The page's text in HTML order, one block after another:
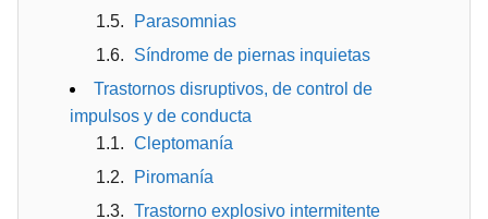
Parasomnias
Síndrome de piernas inquietas
Trastornos disruptivos, de control de
impulsos y de conducta
Cleptomanía
Piromanía
Trastorno explosivo intermitente